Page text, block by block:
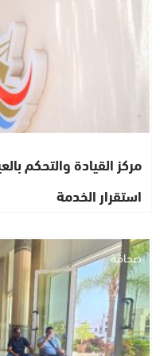
مركز القيادة والتحكم
استقرار الخدمة
صحافة